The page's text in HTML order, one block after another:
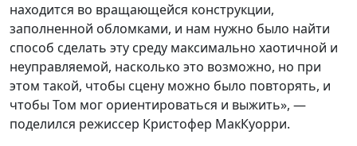
находится во вращающейся конструкции,
заполненной обломками, и нам нужно было найти
способ сделать эту среду максимально хаотичной и
неуправляемой, насколько это возможно, но при
этом такой, чтобы сцену можно было повторять, и
чтобы Том мог ориентироваться и выжить», —
поделился режиссер Кристофер МакКуорри.